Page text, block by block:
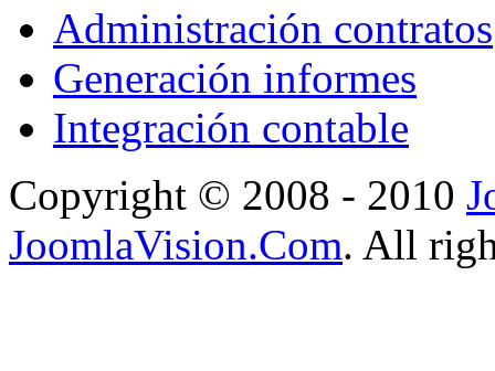
Administración contratos
Generación informes
Integración contable
Copyright © 2008 - 2010
JoomlaVision.Com. All